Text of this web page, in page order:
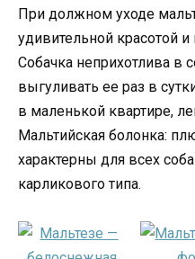
При должном уходе
удивительной красотой
Собачка неприхотлива в
выгуливать ее раз в
в маленькой квартире,
Мальтийская болонка:
характерны для всех
карликового типа.